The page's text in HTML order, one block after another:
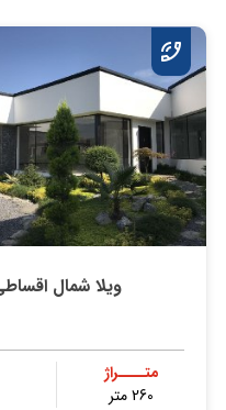
ویلا شمال
متــــراژ
260 متر